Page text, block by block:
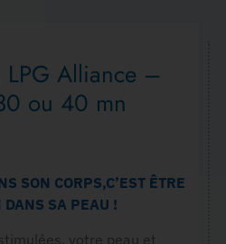
LPG Alliance –
ou 40 mn
SON CORPS,C’EST ÊTRE
DANS SA PEAU !
votre peau et